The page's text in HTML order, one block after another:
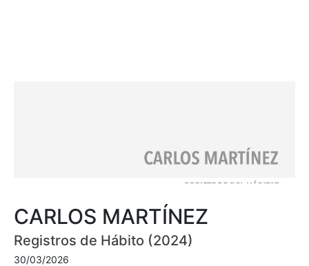
CARLOS MARTÍNEZ
Registros de Hábito (2024)
30/03/2026